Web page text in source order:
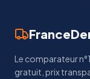
Le comparateur
gratuit, prix